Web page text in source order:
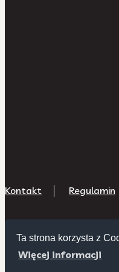
Ta strona korzysta z
Więcej informacji
Kontakt Regulamin